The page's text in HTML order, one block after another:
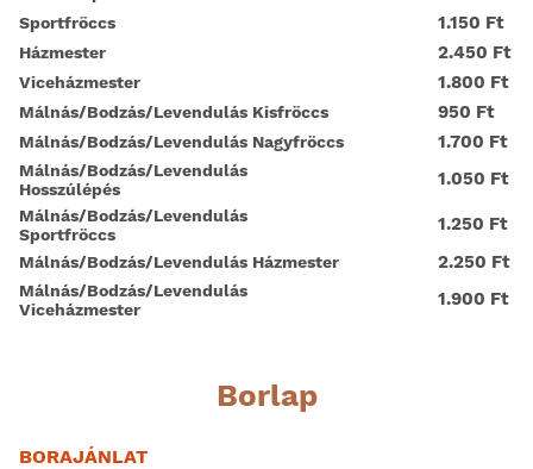
Sportfröccs 1.150 Ft
Házmester 2.450 Ft
Viceházmester 1.800 Ft
Málnás/Bodzás/Levendulás Kisfröccs 950 Ft
Málnás/Bodzás/Levendulás Nagyfröccs 1.700 Ft
Málnás/Bodzás/Levendulás
Hosszúlépés
1.050 Ft
Málnás/Bodzás/Levendulás
Sportfröccs
1.250 Ft
Málnás/Bodzás/Levendulás Házmester 2.250 Ft
Málnás/Bodzás/Levendulás
Viceházmester
1.900 Ft
Borlap
BORAJÁNLAT